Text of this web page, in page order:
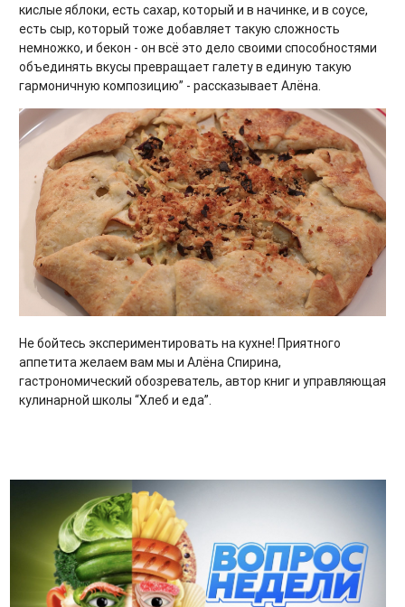
кислые яблоки, есть сахар, который и в начинке, и в соусе,
есть сыр, который тоже добавляет такую сложность
немножко, и бекон - он всё это дело своими способностями
объединять вкусы превращает галету в единую такую
гармоничную композицию” - рассказывает Алёна.
Не бойтесь экспериментировать на кухне! Приятного
аппетита желаем вам мы и Алёна Спирина,
гастрономический обозреватель, автор книг и управляющая
кулинарной школы “Хлеб и еда”.